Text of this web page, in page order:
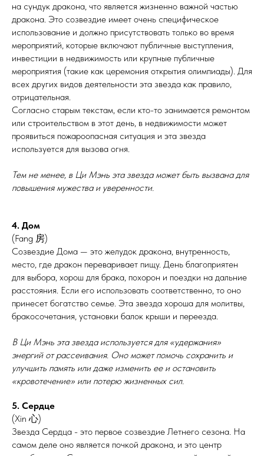
на сундук дракона, что является жизненно важной частью
дракона. Это созвездие имеет очень специфическое
использование и должно присутствовать только во время
мероприятий, которые включают публичные выступления,
инвестиции в недвижимость или крупные публичные
мероприятия (такие как церемония открытия олимпиады). Для
всех других видов деятельности эта звезда как правило,
отрицательная.
Согласно старым текстам, если кто-то занимается ремонтом
или строительством в этот день, в недвижимости может
проявиться пожароопасная ситуация и эта звезда
используется для вызова огня.
Тем не менее, в Ци Мэнь эта звезда может быть вызвана для
повышения мужества и уверенности.
4. Дом
(Fang 房)
Созвездие Дома — это желудок дракона, внутренность,
место, где дракон переваривает пищу. День благоприятен
для выбора, хорош для брака, похорон и поездки на дальние
расстояния. Если его использовать соответственно, то оно
принесет богатство семье. Эта звезда хороша для молитвы,
бракосочетания, установки балок крыши и переезда.
В Ци Мэнь эта звезда используется для «удержания»
энергий от рассеивания. Оно может помочь сохранить и
улучшить память или даже изменить ее и остановить
«кровотечение» или потерю жизненных сил.
5. Сердце
(Xin 心)
Звезда Сердца - это первое созвездие Летнего сезона. На
самом деле оно является почкой дракона, и это центр